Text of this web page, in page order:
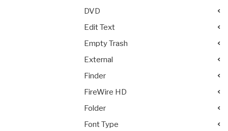
DVD
Edit Text
Empty Trash
External
Finder
FireWire HD
Folder
Font Type